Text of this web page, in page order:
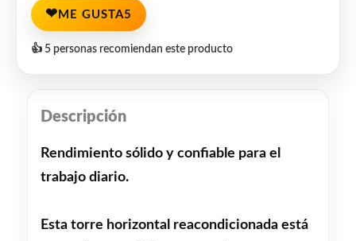
❤ ME GUSTA5
👍 5 personas recomiendan este producto
Descripción
Rendimiento sólido y confiable para el
trabajo diario.
Esta torre horizontal reacondicionada está